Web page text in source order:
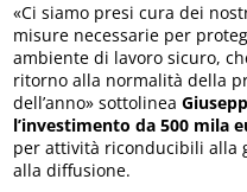
«Ci siamo presi cura dei
misure necessarie per
ambiente di lavoro sicuro,
ritorno alla normalità della
dell’anno» sottolinea
l’investimento da 500 mila
per attività riconducibili alla
alla diffusione.